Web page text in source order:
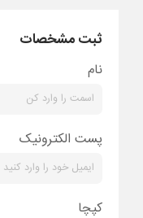
ثبت مشخصات
نام
پست الکترونیک
کپچا